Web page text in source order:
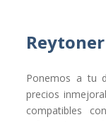
Reytoner
Ponemos a tu
precios
compatibles